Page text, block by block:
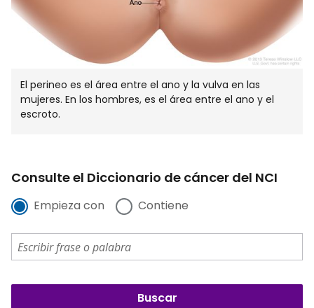
El perineo es el área entre el ano y la vulva en las
mujeres. En los hombres, es el área entre el ano y el
escroto.
Consulte el Diccionario de cáncer del NCI
Empieza con Contiene